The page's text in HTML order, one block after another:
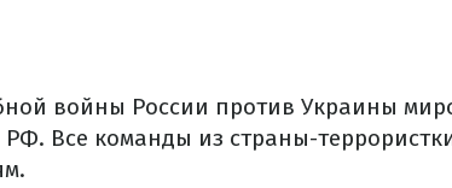
войны России против Украины
Все команды из страны-